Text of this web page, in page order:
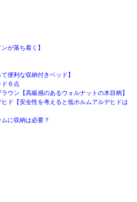
が落ち着く】
便利な収納付きベッド】
６点
ウン【高級感のあるウォルナットの木目柄】
ド【安全性を考えると低ホルムアルデヒドは
に収納は必要？